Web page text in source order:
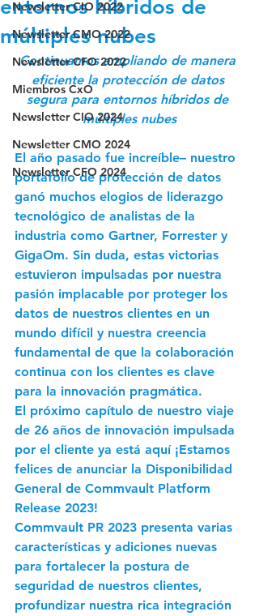
Newsletter CIO 2022
Newsletter CMO 2022
Newsletter CFO 2022
Miembros CxO
Newsletter CIO 2024
Newsletter CMO 2024
Newsletter CFO 2024
entornos híbridos de
múltiples nubes
Continuamos ampliando de manera
eficiente la protección de datos
segura para entornos híbridos de
múltiples nubes
El año pasado fue increíble– nuestro
portafolio de protección de datos
ganó muchos elogios de liderazgo
tecnológico de analistas de la
industria como Gartner, Forrester y
GigaOm. Sin duda, estas victorias
estuvieron impulsadas por nuestra
pasión implacable por proteger los
datos de nuestros clientes en un
mundo difícil y nuestra creencia
fundamental de que la colaboración
continua con los clientes es clave
para la innovación pragmática.
El próximo capítulo de nuestro viaje
de 26 años de innovación impulsada
por el cliente ya está aquí ¡Estamos
felices de anunciar la Disponibilidad
General de Commvault Platform
Release 2023!
Commvault PR 2023 presenta varias
características y adiciones nuevas
para fortalecer la postura de
seguridad de nuestros clientes,
profundizar nuestra rica integración